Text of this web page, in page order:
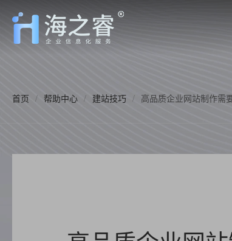
首页 / 帮助中心 / 建站技巧 / 高品质企业网站制作需